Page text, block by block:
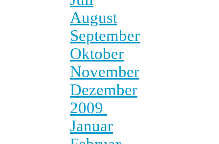
August
September
Oktober
November
Dezember
2009
Januar